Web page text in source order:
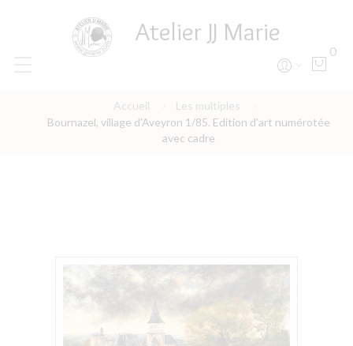
Atelier JJ Marie
0
Accueil
Les multiples
Bournazel, village d'Aveyron 1/85. Edition d'art numérotée
avec cadre